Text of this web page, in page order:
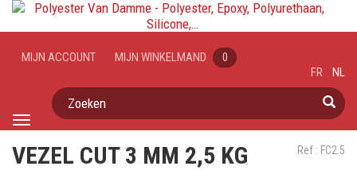
Toggle
MIJN ACCOUNT MIJN WINKELMAND 0
Zoeken
FR NL
Ref : FC2.5
VEZEL CUT 3 MM 2,5 KG